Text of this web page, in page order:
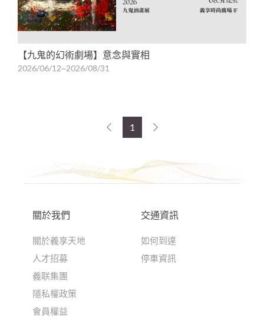
【九鬼的幻術劇場】意念與實相
2026/06/12~2026/08/31
1
關於我們
關於義享天地
人才招募
義联集團
隱私權政策
會員權益
交通資訊
如何到達
停車資訊